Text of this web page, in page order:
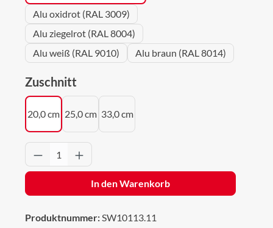
Alu oxidrot (RAL 3009)
Alu ziegelrot (RAL 8004)
Alu weiß (RAL 9010)
Alu braun (RAL 8014)
Zuschnitt
20,0 cm 25,0 cm 33,0 cm
Produkt Anzahl: Gib den gewünschten
In den Warenkorb
Produktnummer:SW10113.11